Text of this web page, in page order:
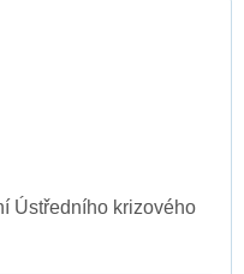
Ústředního krizového